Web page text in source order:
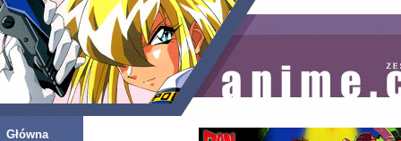
Główna